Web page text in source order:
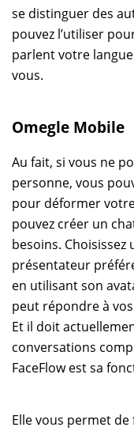
se distinguer des
pouvez l’utiliser
parlent votre
vous.
Omegle Mobile
Au fait, si vous ne
personne, vous
pour déformer
pouvez créer un
besoins.
présentateur
en utilisant son
peut répondre à
Et il doit
conversations
FaceFlow est sa
Elle vous permet